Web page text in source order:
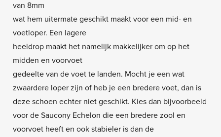
van 8mm
wat hem uitermate geschikt maakt voor een mid- en
voetloper. Een lagere
heeldrop maakt het namelijk makkelijker om op het
midden en voorvoet
gedeelte van de voet te landen. Mocht je een wat
zwaardere loper zijn of heb je een bredere voet, dan is
deze schoen echter niet geschikt. Kies dan bijvoorbeeld
voor de Saucony Echelon die een bredere zool en
voorvoet heeft en ook stabieler is dan de